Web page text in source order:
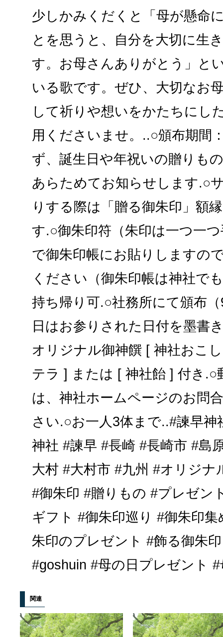
少しかみくだくと「母が懸命
とを思うと、自分を大切に生
す。お母さんありがとう」と
いる歌です。ぜひ、大切なお
して祈りや想いをかたちにし
用くださいませ。..○頒布期間
ず、誕生日や年祝いの贈りも
あらためてお知らせします.○
りする際は「贈る御朱印」額
す.○御朱印符（朱印は一つ一
で御朱印帳にお貼りしますの
ください（御朱印帳は神社で
持ち帰り可.○社務所にて頒布
日はお参りされた日付を墨書
オリジナル御神饌 [ 神社おこ
テラ ] または [ 神社飴 ] 付き.○
は、神社ホームページのお問
さい.○お一人3体まで..#諫早神
神社 #諫早 #長崎 #長崎市 #島
大村 #大村市 #九州 #オリジナ
#御朱印 #贈りもの #プレゼン
ギフト #御朱印巡り #御朱印
朱印のプレゼント #飾る御朱
#goshuin #母の日プレゼント
関連